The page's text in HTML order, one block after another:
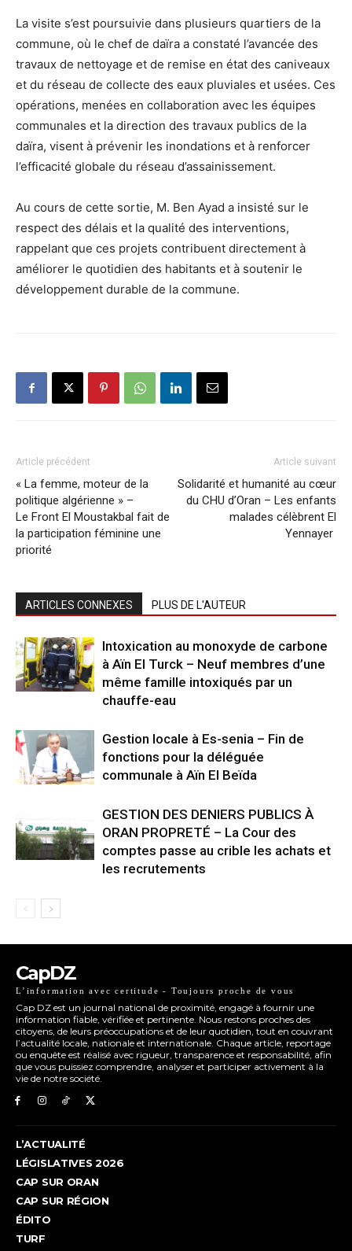
La visite s’est poursuivie dans plusieurs quartiers de la
commune, où le chef de daïra a constaté l’avancée des
travaux de nettoyage et de remise en état des caniveaux
et du réseau de collecte des eaux pluviales et usées. Ces
opérations, menées en collaboration avec les équipes
communales et la direction des travaux publics de la
daïra, visent à prévenir les inondations et à renforcer
l’efficacité globale du réseau d’assainissement.
Au cours de cette sortie, M. Ben Ayad a insisté sur le
respect des délais et la qualité des interventions,
rappelant que ces projets contribuent directement à
améliorer le quotidien des habitants et à soutenir le
développement durable de la commune.
Article précédent
« La femme, moteur de la
politique algérienne » –
Le Front El Moustakbal fait de
la participation féminine une
priorité
Article suivant
Solidarité et humanité au cœur
du CHU d’Oran – Les enfants
malades célèbrent El
Yennayer
ARTICLES CONNEXES PLUS DE L'AUTEUR
Intoxication au monoxyde de carbone
à Aïn El Turck – Neuf membres d’une
même famille intoxiqués par un
chauffe-eau
Gestion locale à Es-senia – Fin de
fonctions pour la déléguée
communale à Aïn El Beïda
GESTION DES DENIERS PUBLICS À
ORAN PROPRETÉ – La Cour des
comptes passe au crible les achats et
les recrutements
CapDZ
L’information avec certitude - Toujours proche de vous
Cap DZ est un journal national de proximité, engagé à fournir une
information fiable, vérifiée et pertinente. Nous restons proches des
citoyens, de leurs préoccupations et de leur quotidien, tout en couvrant
l’actualité locale, nationale et internationale. Chaque article, reportage
ou enquête est réalisé avec rigueur, transparence et responsabilité, afin
que vous puissiez comprendre, analyser et participer activement à la
vie de notre société.
L’ACTUALITÉ
LÉGISLATIVES 2026
CAP SUR ORAN
CAP SUR RÉGION
ÉDITO
TURF